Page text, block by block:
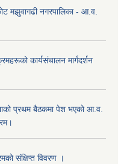
मझुवागढी नगरपालिका - आ.व.
कार्यसंचालन मार्गदर्शन
प्रथम बैठकमा पेश भएको आ.व.
संक्षिप्त विवरण ।